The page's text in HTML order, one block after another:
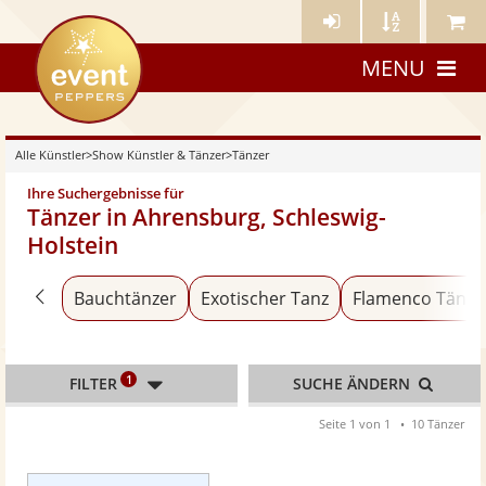
Künstler- Künstler Meine
eventpeppers
MENU
Alle Künstler>Show Künstler & Tänzer>Tänzer
Ihre Suchergebnisse für
Tänzer in Ahrensburg, Schleswig-
Holstein
Zurück zu «Show Künstler & Tänzer»
Bauchtänzer Exotischer Tanz Flamenco
FILTER 1 SUCHE ÄNDERN
Seite 1 von 1 10 Tänzer